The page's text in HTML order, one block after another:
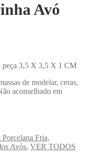
Avó
peça 3,5 X 3,5 X 1 CM
de modelar, ceras,
aconselhado em
Fria,
Avós, VER TODOS